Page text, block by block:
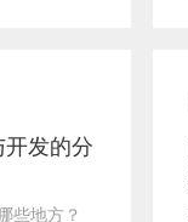
发的分
些地方？